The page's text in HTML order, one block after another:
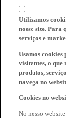
Utilizamos
nosso site. Para
serviços e
Usamos cookies
visitantes, o que
produtos,
navega no
Cookies no
No nosso